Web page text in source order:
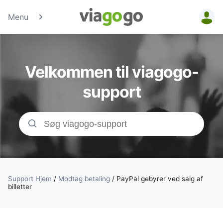
Menu
Billetter -
Sports- &amp;
Teaterbilletter |
viagogo-
Velkommen til viagogo-
support
Support Hjem / Modtag betaling / PayPal gebyrer ved salg af
billetter